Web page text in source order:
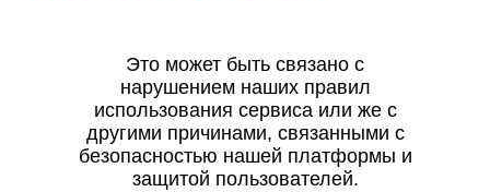
Это может быть связано с
нарушением наших правил
использования сервиса или же с
другими причинами, связанными с
безопасностью нашей платформы и
защитой пользователей.